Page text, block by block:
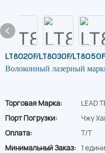
LT8020F/LT8030F/LT8050F
Волоконный лазерный
Торговая Марка:
LEAD
Порт Погрузки:
Чжу
Оплата:
T/T
Минимальный Заказ: 1